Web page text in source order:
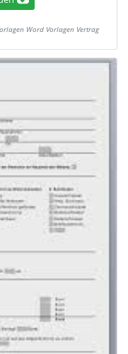
Word Vorlagen Vertrag